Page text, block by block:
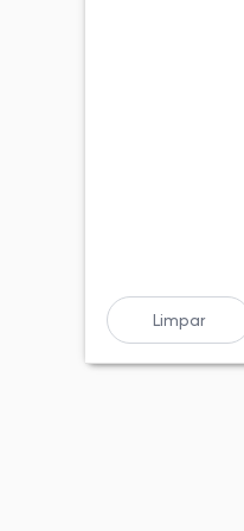
Limpar